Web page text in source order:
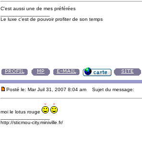
C'est aussi une de mes préférées
Le luxe c'est de pouvoir profiter de son temps
Posté le: Mar Juil 31, 2007 8:04 am Sujet du message:
moi le lotus rouge
http://sticmou-city.miniville.fr/